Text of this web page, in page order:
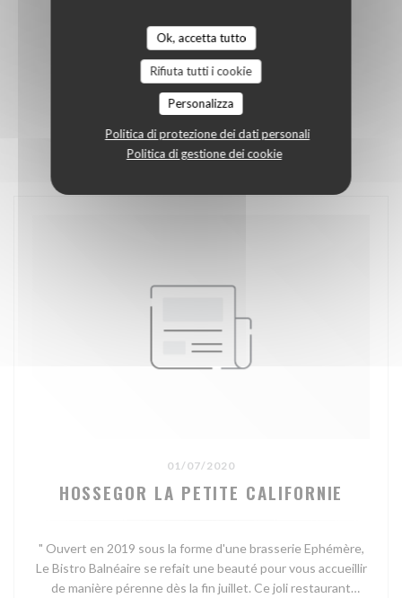
Ok, accetta tutto
Rifiuta tutti i cookie
Personalizza
Politica di protezione dei dati personali
Politica di gestione dei cookie
01/07/2020
HOSSEGOR LA PETITE CALIFORNIE
" Ouvert en 2019 sous la forme d'une brasserie Ephémère,
Le Bistro Balnéaire se refait une beauté pour vous accueillir
de manière pérenne dès la fin juillet. Ce joli restaurant